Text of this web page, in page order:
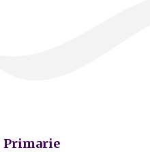
Primarie